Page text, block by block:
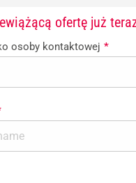
ofertę już
osoby kontaktowej *